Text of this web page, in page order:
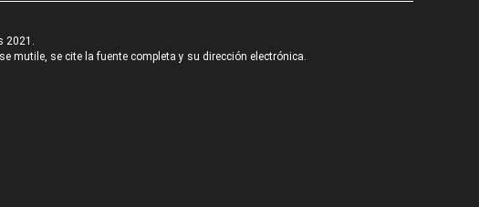
2021.
mutile, se cite la fuente completa y su dirección electrónica.